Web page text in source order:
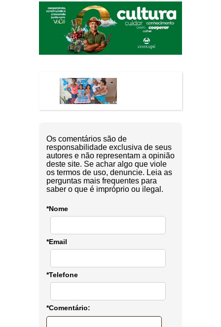
Os comentários são de
responsabilidade exclusiva de seus
autores e não representam a opinião
deste site. Se achar algo que viole
os termos de uso, denuncie. Leia as
perguntas mais frequentes para
saber o que é impróprio ou ilegal.
*Nome
*Email
*Telefone
*Comentário: